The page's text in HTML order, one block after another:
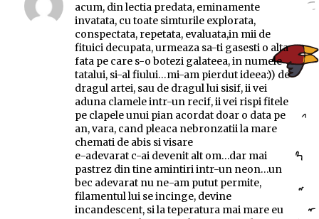
acum, din lectia predata, eminamente
invatata, cu toate simturile explorata,
conspectata, repetata, evaluata,in mii de
fituici decupata, urmeaza sa-ti gasesti o alta
fata pe care s-o botezi galateea, in numele
tatalui, si-al fiului…mi-am pierdut ideea:)) de
dragul artei, sau de dragul lui sisif, ii vei
aduna clamele intr-un recif, ii vei rispi fitele
pe clapele unui pian acordat doar o data pe
an, vara, cand pleaca nebronzatii la mare
chemati de abis si visare
e-adevarat c-ai devenit alt om…dar mai
pastrez din tine amintiri intr-un neon…un
bec adevarat nu ne-am putut permite,
filamentul lui se incinge, devine
incandescent, si la teperatura mai mare eu